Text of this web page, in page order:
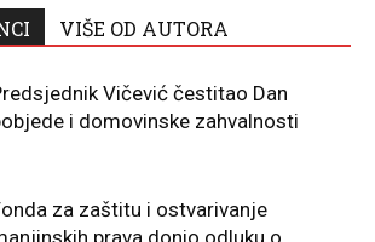
VIŠE OD AUTORA
Vičević čestitao Dan
i domovinske zahvalnosti
za zaštitu i ostvarivanje